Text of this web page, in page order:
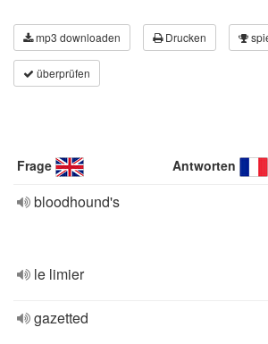
mp3 downloaden Drucken
überprüfen
Frage Antworten
bloodhound's
le limier
gazetted